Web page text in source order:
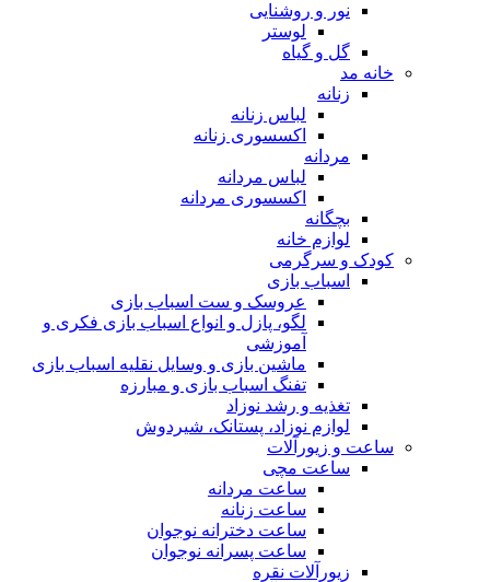
نور و روشنایی
لوستر
گل و گیاه
خانه مد
زنانه
لباس زنانه
اکسسوری زنانه
مردانه
لباس مردانه
اکسسوری مردانه
بچگانه
لوازم خانه
کودک و سرگرمی
اسباب بازی
عروسک و ست اسباب بازی
لگو، پازل و انواع اسباب بازی فکری و
آموزشی
ماشین بازی و وسایل نقلیه اسباب بازی
تفنگ اسباب بازی و مبارزه
تغذیه و رشد نوزاد
لوازم نوزاد، پستانک، شیردوش
ساعت و زیور‌آلات
ساعت مچی
ساعت مردانه
ساعت زنانه
ساعت دخترانه نوجوان
ساعت پسرانه نوجوان
زیورآلات نقره